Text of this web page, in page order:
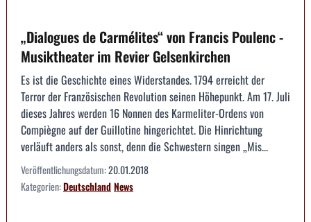
„Dialogues de Carmélites“ von Francis Poulenc -
Musiktheater im Revier Gelsenkirchen
Es ist die Geschichte eines Widerstandes. 1794 erreicht der
Terror der Französischen Revolution seinen Höhepunkt. Am 17. Juli
dieses Jahres werden 16 Nonnen des Karmeliter-Ordens von
Compiègne auf der Guillotine hingerichtet. Die Hinrichtung
verläuft anders als sonst, denn die Schwestern singen „Mis...
Veröffentlichungsdatum:20.01.2018
Kategorien:DeutschlandNews